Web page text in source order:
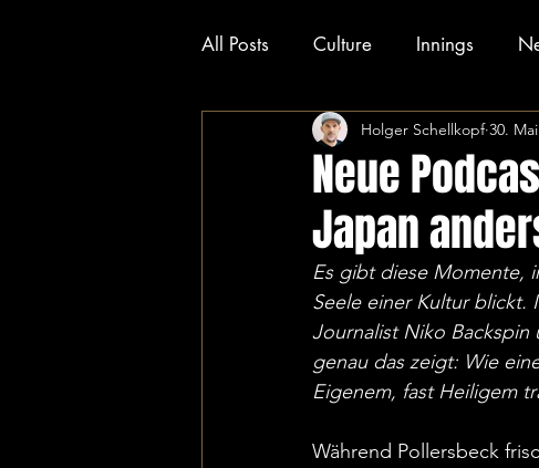
All Posts Culture Innings
Neue
Japan
Holger Schellkopf 30. Mai
Es gibt diese Momente,
Seele einer Kultur blickt.
Journalist Niko Backspin
genau das zeigt: Wie
Eigenem, fast Heiligem
Während Pollersbeck